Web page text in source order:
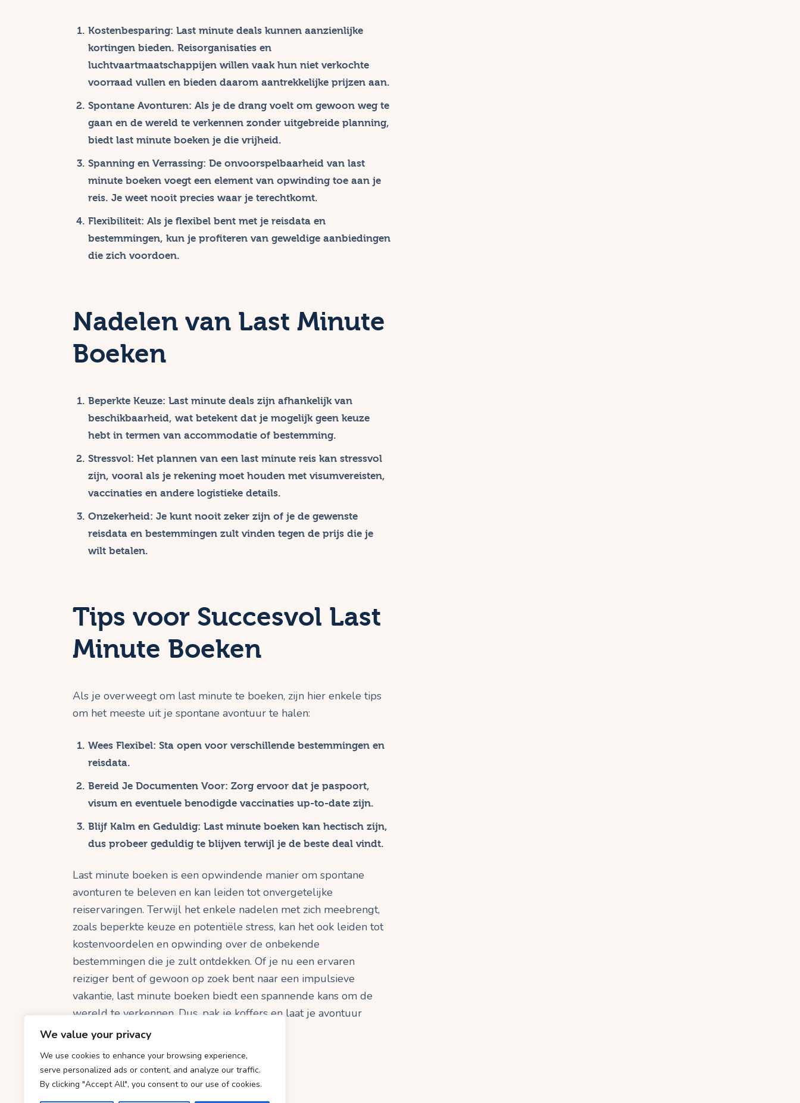
We value your privacy
We use cookies to enhance your browsing experience,
serve personalized ads or content, and analyze our traffic.
By clicking "Accept All", you consent to our use of cookies.
Kostenbesparing: Last minute deals kunnen aanzienlijke
kortingen bieden. Reisorganisaties en
luchtvaartmaatschappijen willen vaak hun niet verkochte
voorraad vullen en bieden daarom aantrekkelijke prijzen aan.
Spontane Avonturen: Als je de drang voelt om gewoon weg te
gaan en de wereld te verkennen zonder uitgebreide planning,
biedt last minute boeken je die vrijheid.
Spanning en Verrassing: De onvoorspelbaarheid van last
minute boeken voegt een element van opwinding toe aan je
reis. Je weet nooit precies waar je terechtkomt.
Flexibiliteit: Als je flexibel bent met je reisdata en
bestemmingen, kun je profiteren van geweldige aanbiedingen
die zich voordoen.
Nadelen van Last Minute
Boeken
Beperkte Keuze: Last minute deals zijn afhankelijk van
beschikbaarheid, wat betekent dat je mogelijk geen keuze
hebt in termen van accommodatie of bestemming.
Stressvol: Het plannen van een last minute reis kan stressvol
zijn, vooral als je rekening moet houden met visumvereisten,
vaccinaties en andere logistieke details.
Onzekerheid: Je kunt nooit zeker zijn of je de gewenste
reisdata en bestemmingen zult vinden tegen de prijs die je
wilt betalen.
Tips voor Succesvol Last
Minute Boeken
Als je overweegt om last minute te boeken, zijn hier enkele tips
om het meeste uit je spontane avontuur te halen:
Wees Flexibel: Sta open voor verschillende bestemmingen en
reisdata.
Bereid Je Documenten Voor: Zorg ervoor dat je paspoort,
visum en eventuele benodigde vaccinaties up-to-date zijn.
Blijf Kalm en Geduldig: Last minute boeken kan hectisch zijn,
dus probeer geduldig te blijven terwijl je de beste deal vindt.
Last minute boeken is een opwindende manier om spontane
avonturen te beleven en kan leiden tot onvergetelijke
reiservaringen. Terwijl het enkele nadelen met zich meebrengt,
zoals beperkte keuze en potentiële stress, kan het ook leiden tot
kostenvoordelen en opwinding over de onbekende
bestemmingen die je zult ontdekken. Of je nu een ervaren
reiziger bent of gewoon op zoek bent naar een impulsieve
vakantie, last minute boeken biedt een spannende kans om de
wereld te verkennen. Dus, pak je koffers en laat je avontuur
beginnen!